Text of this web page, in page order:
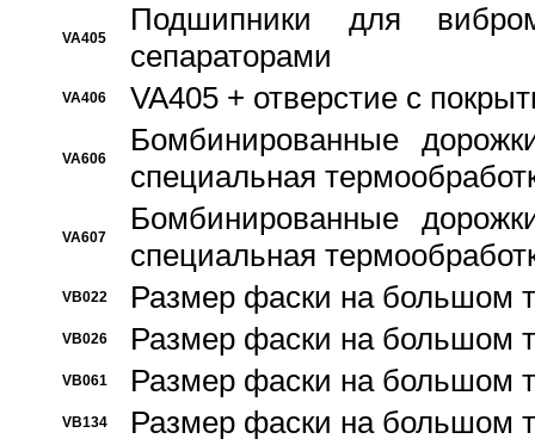
VA405
Подшипники для
сепараторами
VA406 VA405 + отверстие с
VA606
Бомбинированные
специальная
VA607
Бомбинированные
специальная
VB022 Размер фаски на большом
VB026 Размер фаски на большом
VB061 Размер фаски на большом
VB134 Размер фаски на большом